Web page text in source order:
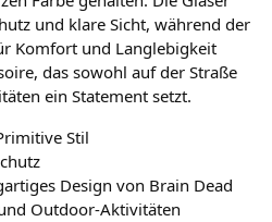
und klare Sicht, während der
Komfort und Langlebigkeit
das sowohl auf der Straße
ein Statement setzt.
Stil
Design von Brain Dead
Outdoor-Aktivitäten